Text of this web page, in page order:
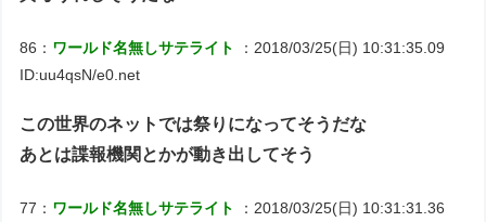
86： ワールド名無しサテライト
：2018/03/25(日) 10:31:35.09
ID:uu4qsN/e0.net
この世界のネットでは祭りになってそうだな
あとは諜報機関とかが動き出してそう
77： ワールド名無しサテライト
：2018/03/25(日) 10:31:31.36